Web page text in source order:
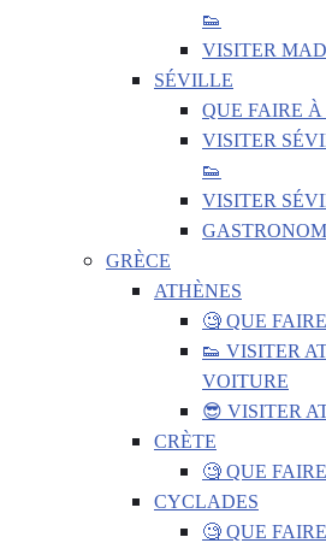
👟
VISITER
SÉVILLE
QUE FAIRE
VISITER
👟
VISITER
GRÈCE
ATHÈNES
🧐 QUE
👟 VISITER
VOITURE
😎 VISITER
CRÈTE
🧐 QUE
CYCLADES
🧐 QUE